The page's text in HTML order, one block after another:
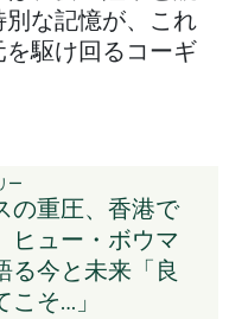
な記憶が、これ
駆け回るコーギ
ー
の重圧、香港で
ヒュー・ボウマ
る今と未来「良
そ…」